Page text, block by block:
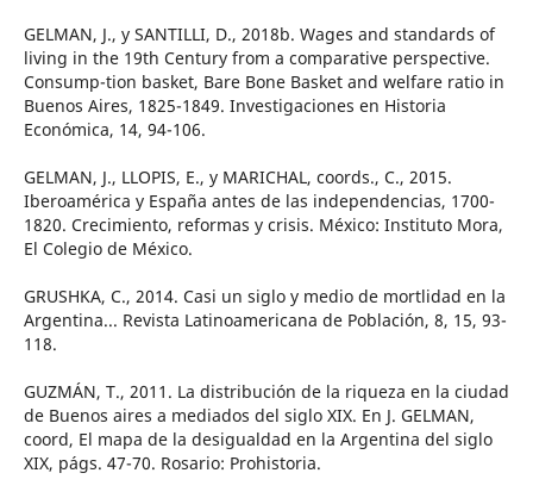
GELMAN, J., y SANTILLI, D., 2018b. Wages and standards of
living in the 19th Century from a comparative perspective.
Consump-tion basket, Bare Bone Basket and welfare ratio in
Buenos Aires, 1825-1849. Investigaciones en Historia
Económica, 14, 94-106.
GELMAN, J., LLOPIS, E., y MARICHAL, coords., C., 2015.
Iberoamérica y España antes de las independencias, 1700-
1820. Crecimiento, reformas y crisis. México: Instituto Mora,
El Colegio de México.
GRUSHKA, C., 2014. Casi un siglo y medio de mortlidad en la
Argentina... Revista Latinoamericana de Población, 8, 15, 93-
118.
GUZMÁN, T., 2011. La distribución de la riqueza en la ciudad
de Buenos aires a mediados del siglo XIX. En J. GELMAN,
coord, El mapa de la desigualdad en la Argentina del siglo
XIX, págs. 47-70. Rosario: Prohistoria.